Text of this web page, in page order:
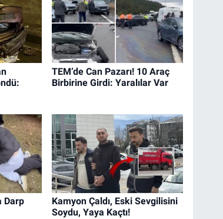
TEM’de Can Pazarı! 10 Araç
Birbirine Girdi: Yaralılar Var
Darp
Kamyon Çaldı, Eski Sevgilisini
Soydu, Yaya Kaçtı!